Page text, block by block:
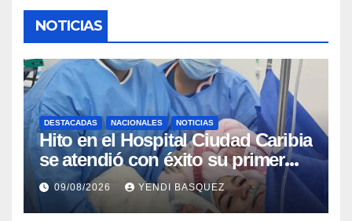
NOTICIAS
DESTACADAS NACIONALES NOTICIAS
Hito en el Hospital Ciudad Caribia
se atendió con éxito su primer
parto gemelar
09/08/2026 YENDI BASQUEZ